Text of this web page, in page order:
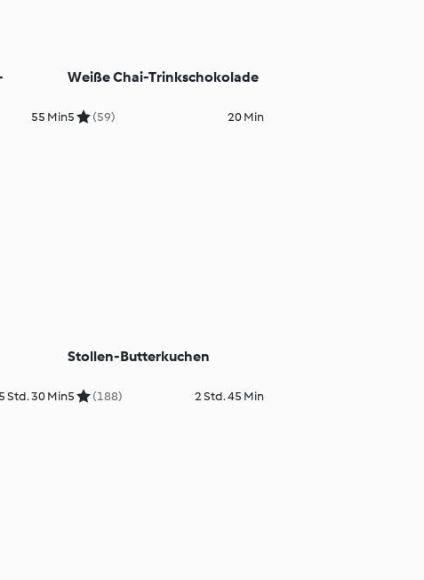
55 Min
Weiße Chai-Trinkschokolade
5 (59) 20 Min
5 Std. 30 Min
Stollen-Butterkuchen
5 (188) 2 Std. 45 Min